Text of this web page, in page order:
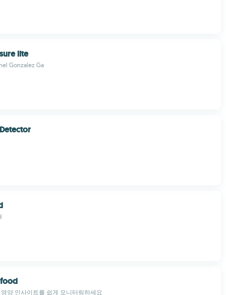
lite
Gonzalez Ga
양 인사이트를 쉽게 모니터링하세요